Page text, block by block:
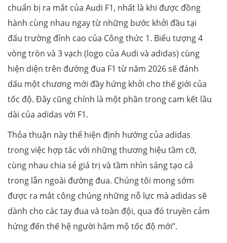
chuẩn bị ra mắt của Audi F1, nhất là khi được đồng
hành cùng nhau ngay từ những bước khởi đầu tại
đấu trường đỉnh cao của Công thức 1. Biểu tượng 4
vòng tròn và 3 vạch (logo của Audi và adidas) cùng
hiện diện trên đường đua F1 từ năm 2026 sẽ đánh
dấu một chương mới đầy hứng khởi cho thế giới của
tốc độ. Đây cũng chính là một phần trong cam kết lâu
dài của adidas với F1.
Thỏa thuận này thể hiện định hướng của adidas
trong việc hợp tác với những thương hiệu tầm cỡ,
cùng nhau chia sẻ giá trị và tầm nhìn sáng tạo cả
trong lẫn ngoài đường đua. Chúng tôi mong sớm
được ra mắt công chúng những nỗ lực mà adidas sẽ
dành cho các tay đua và toàn đội, qua đó truyền cảm
hứng đến thế hệ người hâm mộ tốc độ mới”.